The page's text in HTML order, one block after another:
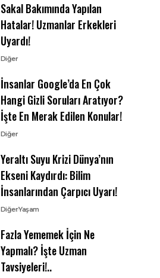
Sakal Bakımında Yapılan
Hatalar! Uzmanlar Erkekleri
Uyardı!
Diğer
İnsanlar Google’da En Çok
Hangi Gizli Soruları Aratıyor?
İşte En Merak Edilen Konular!
Diğer
Yeraltı Suyu Krizi Dünya’nın
Ekseni Kaydırdı: Bilim
İnsanlarından Çarpıcı Uyarı!
DiğerYaşam
Fazla Yememek İçin Ne
Yapmalı? İşte Uzman
Tavsiyeleri!..